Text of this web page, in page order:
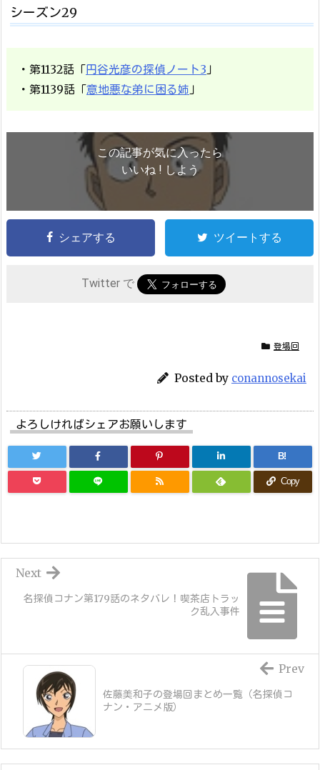
シーズン29
・第1132話「円谷光彦の探偵ノート3」
・第1139話「意地悪な弟に困る姉」
この記事が気に入ったら
いいね ! しよう
シェアする ツイートする
Twitter で
登場回
Posted by conannosekai
よろしければシェアお願いします
B!
Copy
名探偵コナン第179話のネタバレ！喫茶店トラッ
ク乱入事件
Next
佐藤美和子の登場回まとめ一覧（名探偵コ
ナン・アニメ版）
Prev